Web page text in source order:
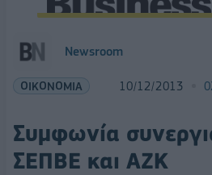
Newsroom
ΟΙΚΟΝΟΜΙΑ 10/12/2013
Συμφωνία
ΣΕΠΒΕ και ΑΖΚ